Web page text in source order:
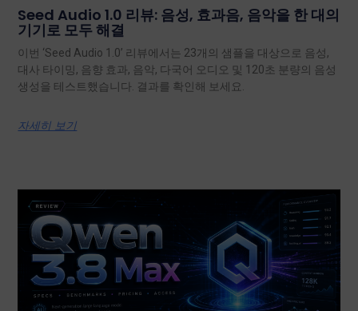
Seed Audio 1.0 리뷰: 음성, 효과음, 음악을 한 대의
기기로 모두 해결
이번 ‘Seed Audio 1.0’ 리뷰에서는 23개의 샘플을 대상으로 음성,
대사 타이밍, 음향 효과, 음악, 다국어 오디오 및 120초 분량의 음성
생성을 테스트했습니다. 결과를 확인해 보세요.
자세히 보기